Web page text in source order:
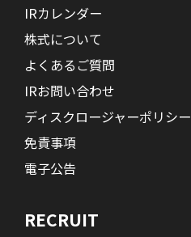
IRカレンダー
株式について
よくあるご質問
IRお問い合わせ
ディスクロージャーポリシー
免責事項
電子公告
RECRUIT